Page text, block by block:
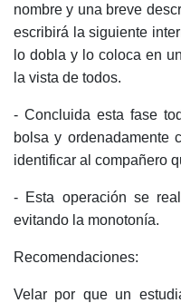
nombre y una breve
escribirá la siguiente
lo dobla y lo coloca en
la vista de todos.
- Concluida esta fase
bolsa y ordenadamente
identificar al compañero
- Esta operación se
evitando la monotonía.
Recomendaciones:
Velar por que un